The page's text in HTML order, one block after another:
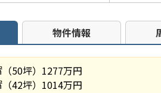
物件情報
50坪）1277万円
42坪）1014万円